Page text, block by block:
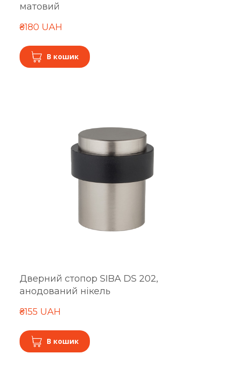
матовий
₴180 UAH
В кошик
Дверний стопор SIBA DS 202,
анодований нікель
₴155 UAH
В кошик